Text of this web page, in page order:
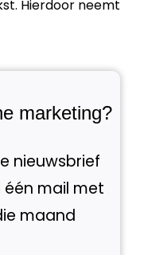
. Hierdoor neemt
marketing?
nieuwsbrief
mail met
maand